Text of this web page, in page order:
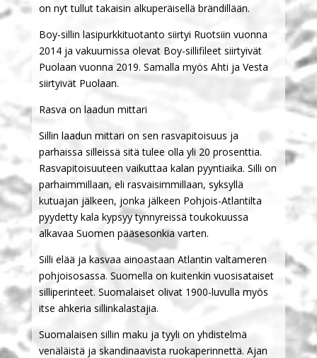
on nyt tullut takaisin alkuperäisellä brändillään.
Boy-sillin lasipurkkituotanto siirtyi Ruotsiin vuonna
2014 ja vakuumissa olevat Boy-sillifileet siirtyivät
Puolaan vuonna 2019. Samalla myös Ahti ja Vesta
siirtyivät Puolaan.
Rasva on laadun mittari
Sillin laadun mittari on sen rasvapitoisuus ja
parhaissa silleissä sitä tulee olla yli 20 prosenttia.
Rasvapitoisuuteen vaikuttaa kalan pyyntiaika. Silli on
parhaimmillaan, eli rasvaisimmillaan, syksyllä
kutuajan jälkeen, jonka jälkeen Pohjois-Atlantilta
pyydetty kala kypsyy tynnyreissä toukokuussa
alkavaa Suomen pääsesonkia varten.
Silli elää ja kasvaa ainoastaan Atlantin valtameren
pohjoisosassa. Suomella on kuitenkin vuosisataiset
silliperinteet. Suomalaiset olivat 1900-luvulla myös
itse ahkeria sillinkalastajia.
Suomalaisen sillin maku ja tyyli on yhdistelmä
venäläistä ja skandinaavista ruokaperinnettä. Ajan